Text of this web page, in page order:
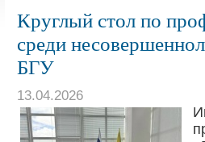
Круглый стол по
среди
БГУ
13.04.2026